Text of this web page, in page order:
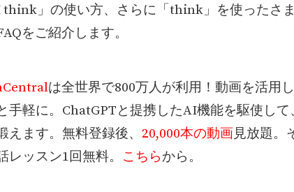
think」の使い方、さらに「think」を使ったさ
をご紹介します。
は全世界で800万人が利用！動画を活用
手軽に。ChatGPTと提携したAI機能を駆使し
えます。無料登録後、 20,000本の動画見放題。
レッスン1回無料。 こちらから。